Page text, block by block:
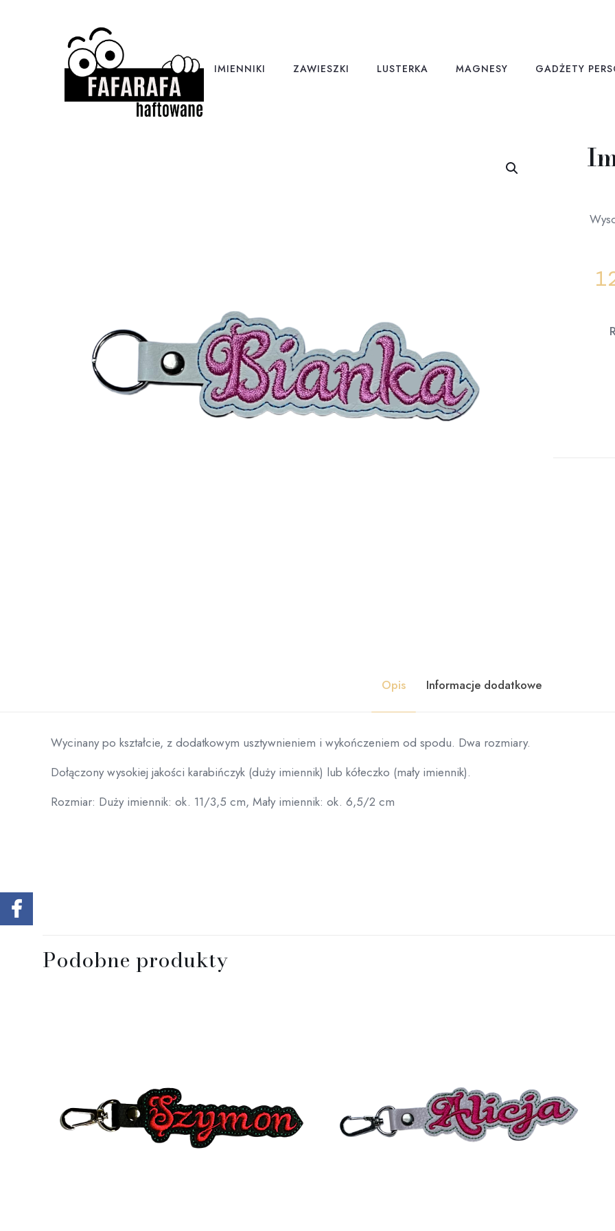
IMIENNIKI ZAWIESZKI LUSTERKA MAGNESY GADŻETY
Opis Informacje dodatkowe
Wycinany po kształcie, z dodatkowym usztywnieniem i wykończeniem od spodu. Dwa rozmiary.
Dołączony wysokiej jakości karabińczyk (duży imiennik) lub kółeczko (mały imiennik).
Rozmiar: Duży imiennik: ok. 11/3,5 cm, Mały imiennik: ok. 6,5/2 cm
Podobne produkty